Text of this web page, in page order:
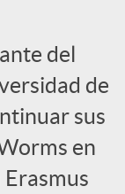
del
de
sus
en
Erasmus